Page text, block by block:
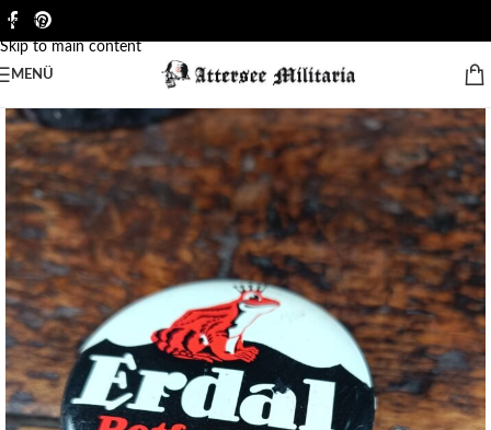
Skip to navigation
Skip to main content
MENÜ